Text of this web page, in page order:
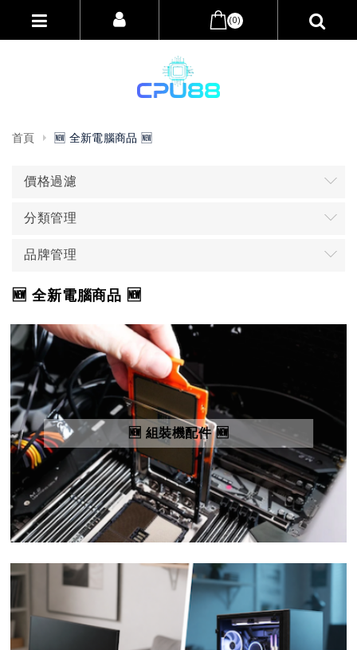
(0)
首頁 🆕 全新電腦商品 🆕
價格過濾
分類管理
品牌管理
🆕 全新電腦商品 🆕
🆕 組裝機配件 🆕